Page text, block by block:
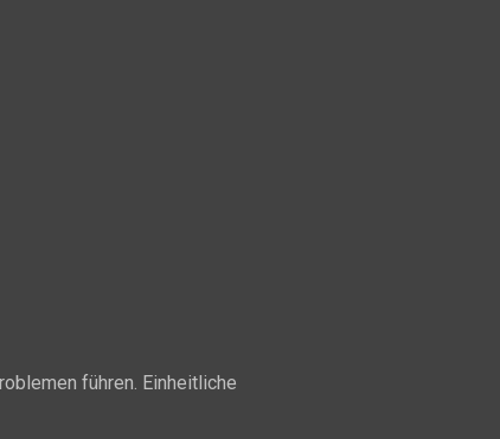
führen. Einheitliche